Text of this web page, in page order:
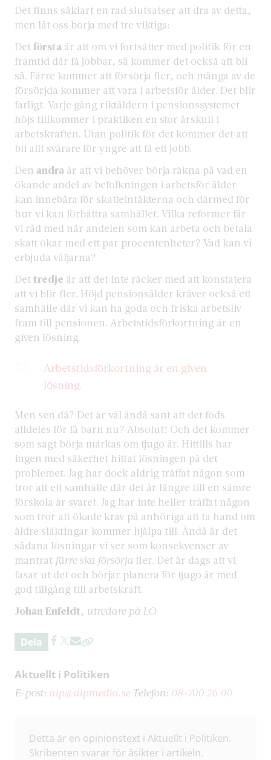
Det finns såklart en rad slutsatser att dra av detta,
men låt oss börja med tre viktiga:
Detförsta är att om vi fortsätter med politik för en
framtid där få jobbar, så kommer det också att bli
så. Färre kommer att försörja fler, och många av de
försörjda kommer att vara i arbetsför ålder. Det blir
farligt. Varje gång riktåldern i pensionssystemet
höjs tillkommer i praktiken en stor årskull i
arbetskraften. Utan politik för det kommer det att
bli allt svårare för yngre att få ett jobb.
Den andra är att vi behöver börja räkna på vad en
ökande andel av befolkningen i arbetsför ålder
kan innebära för skatteintäkterna och därmed för
hur vi kan förbättra samhället. Vilka reformer får
vi råd med när andelen som kan arbeta och betala
skatt ökar med ett par procentenheter? Vad kan vi
erbjuda väljarna?
Dettredje är att det inte räcker med att konstatera
att vi blir fler. Höjd pensionsålder kräver också ett
samhälle där vi kan ha goda och friska arbetsliv
fram till pensionen. Arbetstidsförkortning är en
given lösning.
Arbetstidsförkortning är en given
lösning.
Men sen då? Det är väl ändå sant att det föds
alldeles för få barn nu? Absolut! Och det kommer
som sagt börja märkas om tjugo år. Hittills har
ingen med säkerhet hittat lösningen på det
problemet. Jag har dock aldrig träffat någon som
tror att ett samhälle där det är längre till en sämre
förskola är svaret. Jag har inte heller träffat någon
som tror att ökade krav på anhöriga att ta hand om
äldre släktingar kommer hjälpa till. Ändå är det
sådana lösningar vi ser som konsekvenser av
mantrat färre ska försörja fler. Det är dags att vi
fasar ut det och börjar planera för tjugo år med
god tillgång till arbetskraft.
Johan Enfeldt, utredare på LO
Dela
Aktuellt i Politiken
E-post: aip@aipmedia.seTelefon: 08-700 26 00
Detta är en opinionstext i Aktuellt i Politiken.
Skribenten svarar för åsikter i artikeln.